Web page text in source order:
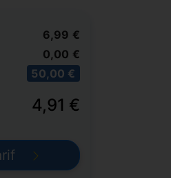
6,99 €
0,00 €
50,00 €
4,91 €